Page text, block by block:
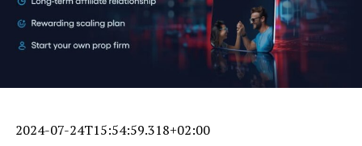
2024-07-24T15:54:59.318+02:00